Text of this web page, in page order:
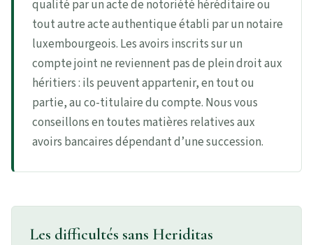
qualité par un acte de notoriété héréditaire ou
tout autre acte authentique établi par un notaire
luxembourgeois. Les avoirs inscrits sur un
compte joint ne reviennent pas de plein droit aux
héritiers : ils peuvent appartenir, en tout ou
partie, au co-titulaire du compte. Nous vous
conseillons en toutes matières relatives aux
avoirs bancaires dépendant d’une succession.
Les difficultés sans Heriditas